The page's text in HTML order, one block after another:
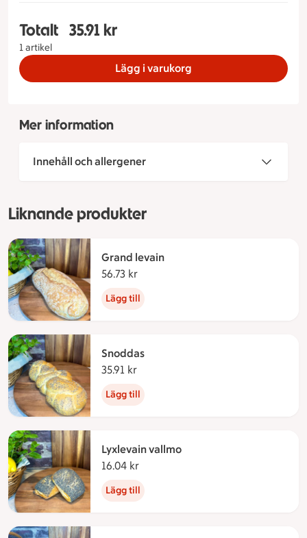
Totalt
1 artikel
Totalt 1 stycken Grekiskt lantbröd, 35.91 kronor
35.91 kr
Lägg i varukorg
Mer information
Innehåll och allergener
Liknande produkter
Grand levain
56.73 kr
Lägg till
Snoddas
35.91 kr
Lägg till
Lyxlevain vallmo
16.04 kr
Lägg till